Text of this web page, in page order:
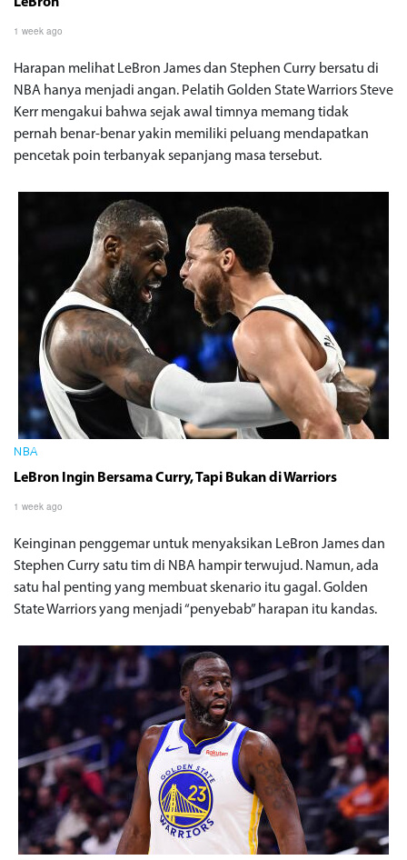
LeBron
1 week ago
Harapan melihat LeBron James dan Stephen Curry bersatu di
NBA hanya menjadi angan. Pelatih Golden State Warriors Steve
Kerr mengakui bahwa sejak awal timnya memang tidak
pernah benar-benar yakin memiliki peluang mendapatkan
pencetak poin terbanyak sepanjang masa tersebut.
NBA
LeBron Ingin Bersama Curry, Tapi Bukan di Warriors
1 week ago
Keinginan penggemar untuk menyaksikan LeBron James dan
Stephen Curry satu tim di NBA hampir terwujud. Namun, ada
satu hal penting yang membuat skenario itu gagal. Golden
State Warriors yang menjadi “penyebab” harapan itu kandas.